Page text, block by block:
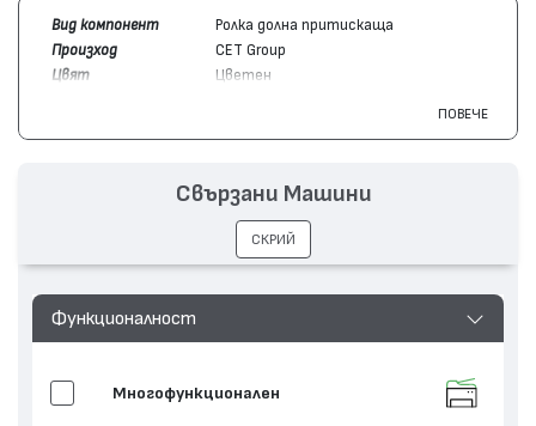
Вид компонент
Ролка долна притискаща
Произход
CET Group
Цвят
Цветен
ПОВЕЧЕ
Функционалност
Многофункционален
Свързани Машини
СКРИЙ